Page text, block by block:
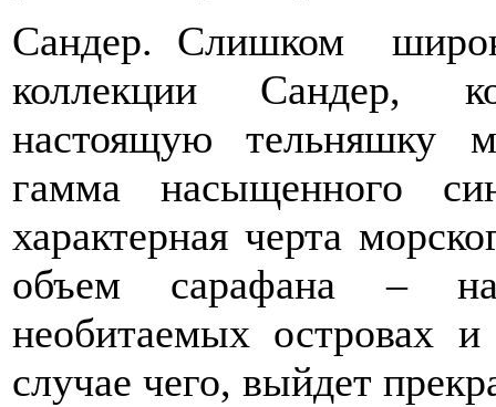
Сандер. Слишком
коллекции Сандер,
настоящую тельняшку
гамма насыщенного
характерная черта
объем сарафана –
необитаемых островах
случае чего, выйдет